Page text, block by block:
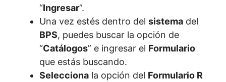
“Ingresar”.
Una vez estés dentro del sistema del
BPS, puedes buscar la opción de
“Catálogos” e ingresar el Formulario
que estás buscando.
Selecciona la opción del Formulario R